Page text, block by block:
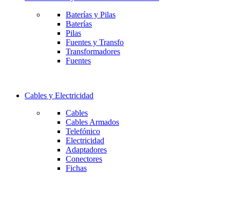
Baterías y Pilas
Baterías
Pilas
Fuentes y Transfo
Transformadores
Fuentes
Cables y Electricidad
Cables
Cables Armados
Telefónico
Electricidad
Adaptadores
Conectores
Fichas